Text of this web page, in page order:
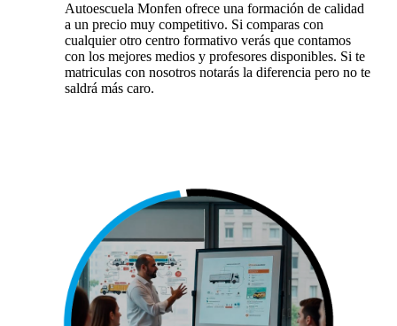
Autoescuela Monfen ofrece una formación de calidad
a un precio muy competitivo. Si comparas con
cualquier otro centro formativo verás que contamos
con los mejores medios y profesores disponibles. Si te
matriculas con nosotros notarás la diferencia pero no te
saldrá más caro.